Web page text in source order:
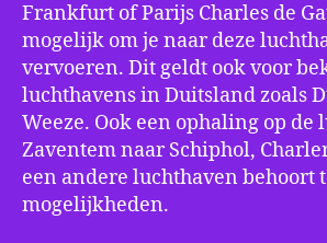
Frankfurt of Parijs Charles de
mogelijk om je naar deze
vervoeren. Dit geldt ook voor
luchthavens in Duitsland zoals
Weeze. Ook een ophaling op de
Zaventem naar Schiphol,
een andere luchthaven behoort
mogelijkheden.